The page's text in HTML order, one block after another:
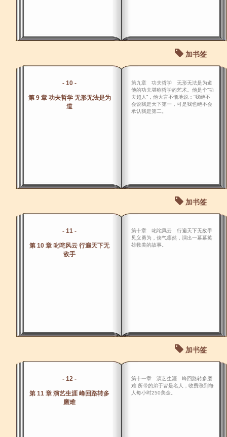
加书签
- 10 -
第 9 章 功夫哲学 无形无法是为
道
第九章 功夫哲学 无形无法是为道
他的功夫堪称哲学的艺术。他是个“功
夫超人”，他大言不惭地说：“我绝不
会说我是天下第一，可是我也绝不会
承认我是第二。
加书签
- 11 -
第 10 章 叱咤风云 行遍天下无
敌手
第十章 叱咤风云 行遍天下无敌手
见义勇为，侠气凛然，演出一幕幕英
雄救美的故事。
加书签
- 12 -
第 11 章 演艺生涯 峰回路转多
磨难
第十一章 演艺生涯 峰回路转多磨
难 所带的弟于皆是名人，收费涨到每
人每小时250美金。